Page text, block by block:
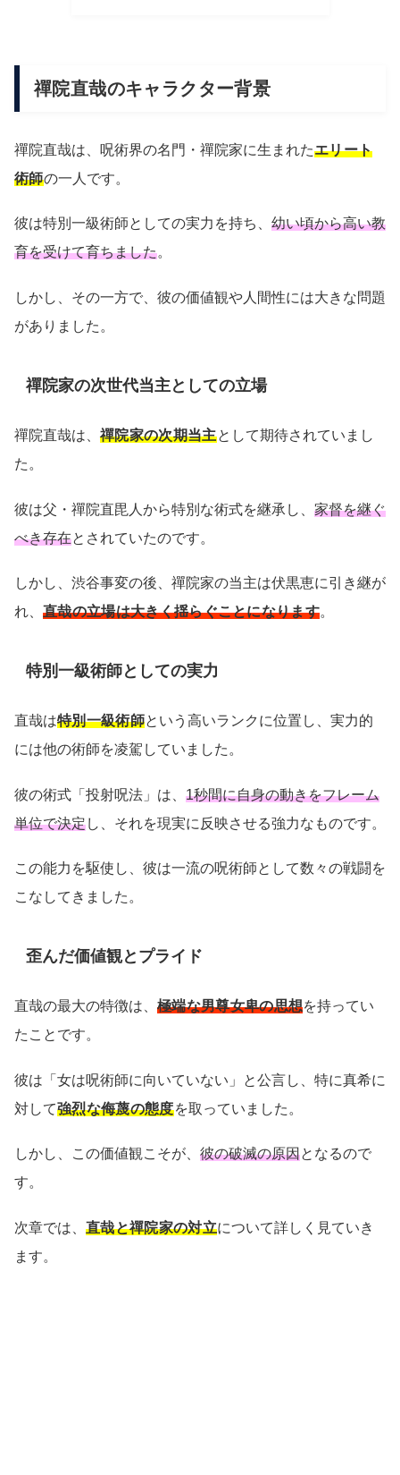
禪院直哉のキャラクター背景
禪院直哉は、呪術界の名門・禪院家に生まれたエリート
術師の一人です。
彼は特別一級術師としての実力を持ち、 幼い頃から高い教
育を受けて育ちました。
しかし、その一方で、彼の価値観や人間性には大きな問題
がありました。
禪院家の次世代当主としての立場
禪院直哉は、 禪院家の次期当主として期待されていまし
た。
彼は父・禪院直毘人から特別な術式を継承し、 家督を継ぐ
べき存在とされていたのです。
しかし、渋谷事変の後、禪院家の当主は伏黒恵に引き継が
れ、 直哉の立場は大きく揺らぐことになります。
特別一級術師としての実力
直哉は特別一級術師という高いランクに位置し、実力的
には他の術師を凌駕していました。
彼の術式「投射呪法」は、 1秒間に自身の動きをフレーム
単位で決定し、それを現実に反映させる強力なものです。
この能力を駆使し、彼は一流の呪術師として数々の戦闘を
こなしてきました。
歪んだ価値観とプライド
直哉の最大の特徴は、 極端な男尊女卑の思想を持ってい
たことです。
彼は「女は呪術師に向いていない」と公言し、特に真希に
対して強烈な侮蔑の態度を取っていました。
しかし、この価値観こそが、 彼の破滅の原因となるので
す。
次章では、 直哉と禪院家の対立について詳しく見ていき
ます。